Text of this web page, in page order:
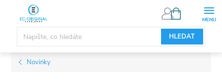
obsah
HLEDAT
NÁKUPNÍ
Novinky